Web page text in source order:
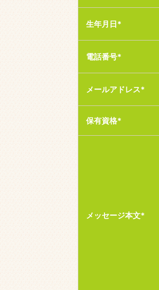
生年月日*
電話番号*
メールアドレス*
保有資格*
メッセージ本文*